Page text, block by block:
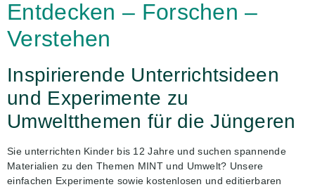
Entdecken – Forschen –
Verstehen
Inspirierende Unterrichtsideen
und Experimente zu
Umweltthemen für die Jüngeren
Sie unterrichten Kinder bis 12 Jahre und suchen spannende
Materialien zu den Themen MINT und Umwelt? Unsere
einfachen Experimente sowie kostenlosen und editierbaren